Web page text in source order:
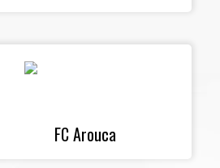
FC Arouca